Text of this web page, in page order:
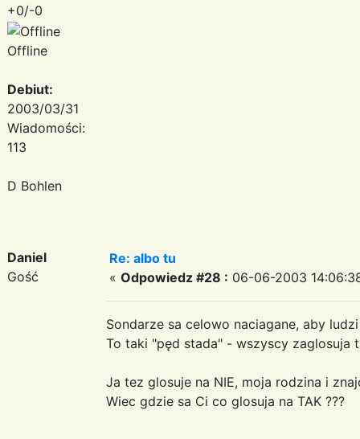
+0/-0
Offline
Debiut:
2003/03/31
Wiadomości:
113
D Bohlen
Daniel
Gość
Re: albo tu
« Odpowiedz #28 : 06-06-2003
Sondarze sa celowo naciagane, aby
To taki "pęd stada" - wszyscy zaglosuja
Ja tez glosuje na NIE, moja rodzina i
Wiec gdzie sa Ci co glosuja na TAK ???